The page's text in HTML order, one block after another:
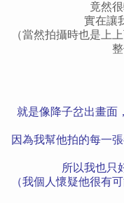
竟然
實在讓
（當然拍攝時也是上
就是像降子岔出畫面
因為我幫他拍的每一
所以我也只
（我個人懷疑他很有